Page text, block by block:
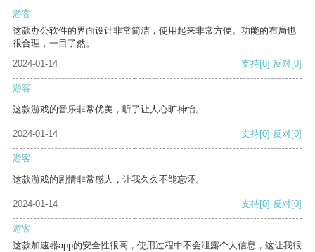
游客
这款办公软件的界面设计非常简洁，使用起来非常方便。功能的布局也
很合理，一目了然。
2024-01-14
支持[0] 反对[0]
游客
这款游戏的音乐非常优美，听了让人心旷神怡。
2024-01-14 支持[0] 反对[0]
游客
这款游戏的剧情非常感人，让我久久不能忘怀。
2024-01-14 支持[0] 反对[0]
游客
这款加速器app的安全性很高，使用过程中不会泄露个人信息，这让我很